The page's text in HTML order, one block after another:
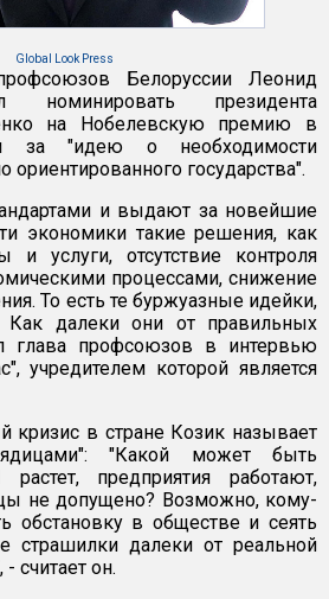
Global Look Press
Белоруссии Леонид
номинировать президента
на Нобелевскую премию в
за "идею о необходимости
ориентированного государства".
и выдают за новейшие
экономики такие решения, как
услуги, отсутствие контроля
процессами, снижение
То есть те буржуазные идейки,
Как далеки они от правильных
глава профсоюзов в интервью
учредителем которой является
кризис в стране Козик называет
"Какой может быть
предприятия работают,
не допущено? Возможно, кому-
обстановку в обществе и сеять
страшилки далеки от реальной
считает он.